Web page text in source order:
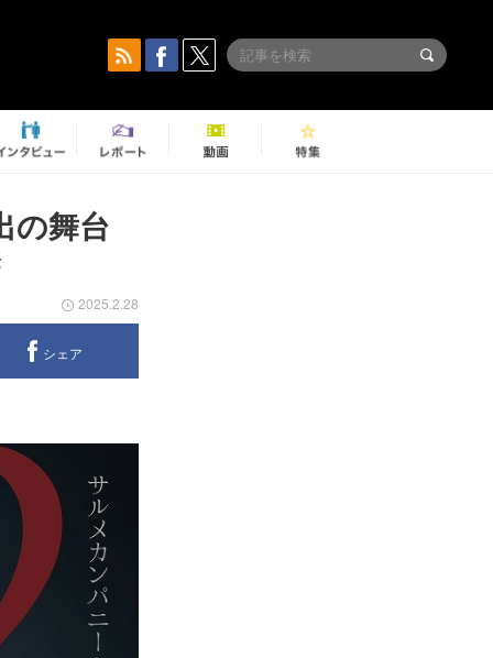
の舞台
2025.2.28
シェア